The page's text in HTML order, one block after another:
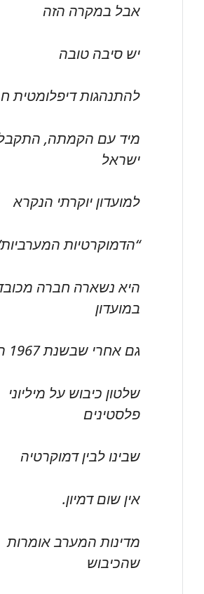
אבל במקרה הזה
יש סיבה טובה
להתנהגות דיפלומטית
מיד עם הקמתה,
ישראל
למועדון יוקרתי הנקרא
“הדמוקרטיות
היא נשארה חברה
במועדון
גם אחרי שבשנת 1967 הקימה
שלטון כיבוש על מיליוני
פלסטינים
שבינו לבין דמוקרטיה
אין שום דמיון.
מדינות המערב אומרות
שהכיבוש